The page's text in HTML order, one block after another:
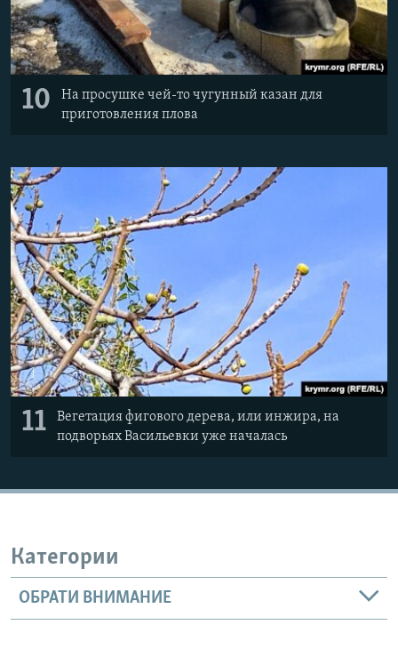
10
На просушке чей-то чугунный казан для
приготовления плова
11
Вегетация фигового дерева, или инжира, на
подворьях Васильевки уже началась
Категории
ОБРАТИ ВНИМАНИЕ